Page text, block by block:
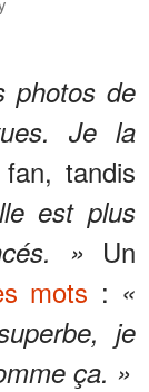
photos de
Je la
tandis
est plus
» Un
mots : «
je
ça. »